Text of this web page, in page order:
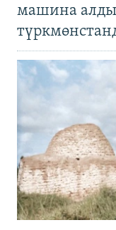
машина